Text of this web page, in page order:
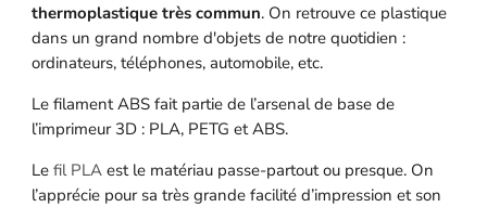
thermoplastique très commun. On retrouve ce plastique
dans un grand nombre d'objets de notre quotidien :
ordinateurs, téléphones, automobile, etc.
Le filament ABS fait partie de l’arsenal de base de
l’imprimeur 3D : PLA, PETG et ABS.
Le fil PLAest le matériau passe-partout ou presque. On
l’apprécie pour sa très grande facilité d’impression et son